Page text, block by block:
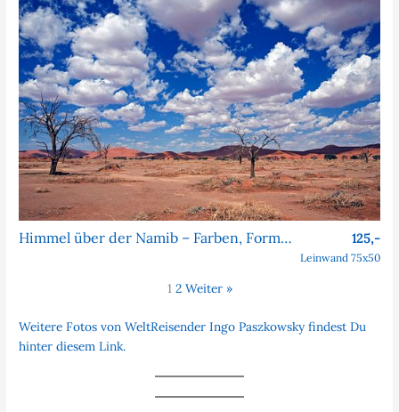
Himmel über der Namib – Farben, Formen, Faszination 125,-
Leinwand 75x50
1 2 Weiter »
Weitere Fotos von WeltReisender Ingo Paszkowsky findest Du
hinter diesem Link.